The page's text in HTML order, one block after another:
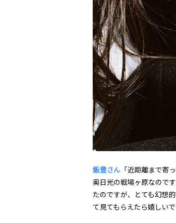
飯豊さん 「近距離まで寄
奥日光の戦場ヶ原なので
たのですが、とても幻想
て見てもらえたら嬉しいで